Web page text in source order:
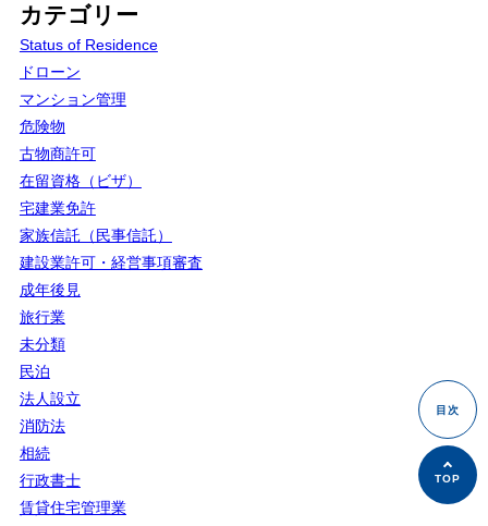
カテゴリー
Status of Residence
ドローン
マンション管理
危険物
古物商許可
在留資格（ビザ）
宅建業免許
家族信託（民事信託）
建設業許可・経営事項審査
成年後見
旅行業
未分類
民泊
法人設立
消防法
相続
行政書士
賃貸住宅管理業